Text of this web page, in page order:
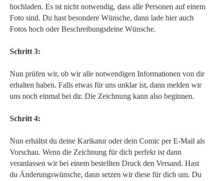
hochladen. Es ist nicht notwendig, dass alle Personen auf einem
Foto sind. Du hast besondere Wünsche, dann lade hier auch
Fotos hoch oder Beschreibungsdeine Wünsche.
Schritt 3:
Nun prüfen wir, ob wir alle notwendigen Informationen von dir
erhalten haben. Falls etwas für uns unklar ist, dann melden wir
uns noch einmal bei dir. Die Zeichnung kann also beginnen.
Schritt 4:
Nun erhältst du deine Karikatur oder dein Comic per E-Mail als
Vorschau. Wenn die Zeichnung für dich perfekt ist dann
veranlassen wir bei einem bestellten Druck den Versand. Hast
du Änderungswünsche, dann setzen wir diese für dich um. Du